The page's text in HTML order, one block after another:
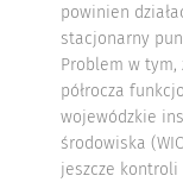
powinien
stacjonarny
Problem w tym,
półrocza
wojewódzkie
środowiska
jeszcze